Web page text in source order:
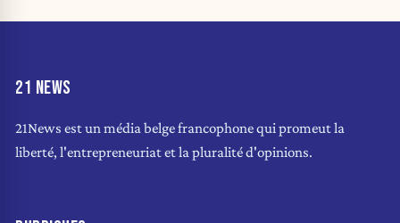
21 NEWS
21News est un média belge francophone qui promeut la
liberté, l'entrepreneuriat et la pluralité d'opinions.